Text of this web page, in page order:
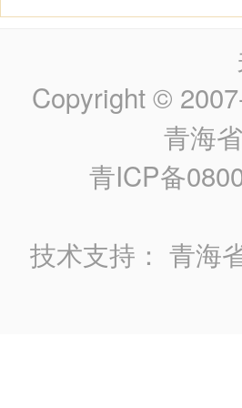
Copyright ©
青海
青ICP备
技术支持：青海